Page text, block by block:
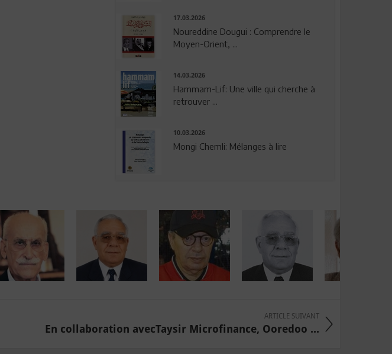
17.03.2026
Noureddine Dougui : Comprendre le
Moyen-Orient, ...
14.03.2026
Hammam-Lif: Une ville qui cherche à
retrouver ...
10.03.2026
Mongi Chemli: Mélanges à lire
ARTICLE SUIVANT
En collaboration avecTaysir Microfinance, Ooredoo ...